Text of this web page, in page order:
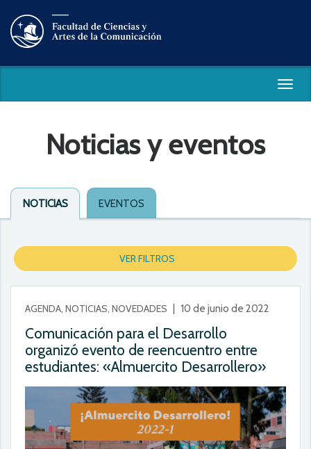
Noticias y eventos
NOTICIAS EVENTOS
VER FILTROS
AGENDA, NOTICIAS, NOVEDADES 10 de junio de 2022
Comunicación para el Desarrollo
organizó evento de reencuentro entre
estudiantes: «Almuercito Desarrollero»